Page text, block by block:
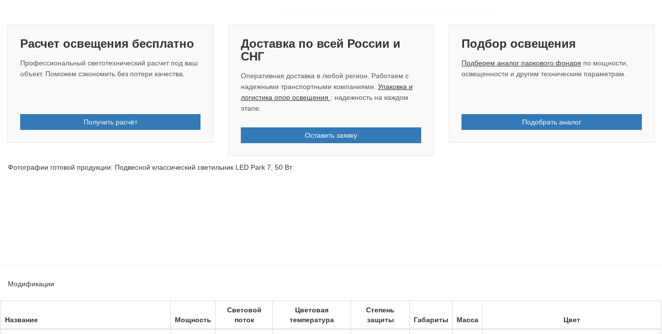
Расчет освещения бесплатно
Профессиональный светотехнический расчет под ваш
объект. Поможем сэкономить без потери качества.
Получить расчёт
Доставка по всей России и
СНГ
Оперативная доставка в любой регион. Работаем с
надежными транспортными компаниями. Упаковка и
логистика опор освещения : надежность на каждом
этапе.
Оставить заявку
Подбор освещения
Подберем аналог паркового фонаря по мощности,
освещенности и другим техническим параметрам.
Подобрать аналог
Фотографии готовой продукции: Подвесной классический светильник LED Park 7, 50 Вт
Модификации
Название Мощность
Световой
поток
Цветовая
температура
Степень
защиты
Габариты Масса Цвет